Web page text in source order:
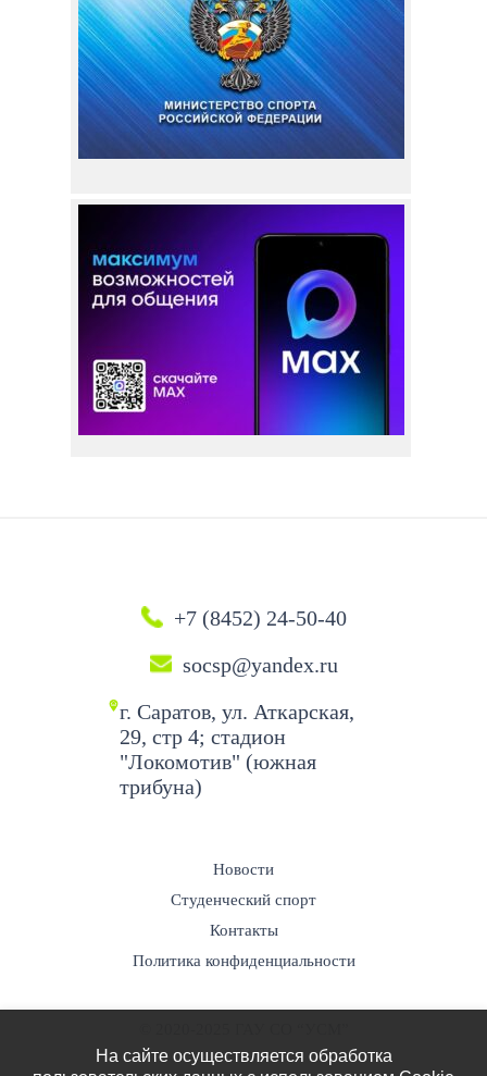
+7 (8452) 24-50-40
socsp@yandex.ru
г. Саратов, ул. Аткарская,
29, стр 4; стадион
"Локомотив" (южная
трибуна)
Новости
Студенческий спорт
Контакты
Политика конфиденциальности
На сайте осуществляется обработка